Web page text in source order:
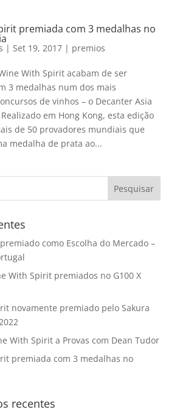
premiada com 3 medalhas no
| Set 19, 2017| premios
With Spirit acabam de ser
3 medalhas num dos mais
de vinhos – o Decanter Asia
em Hong Kong, esta edição
de 50 provadores mundiais que
medalha de prata ao...
como Escolha do Mercado –
With Spirit premiados no G100 X
novamente premiado pelo Sakura
With Spirit a Provas com Dean Tudor
premiada com 3 medalhas no
recentes